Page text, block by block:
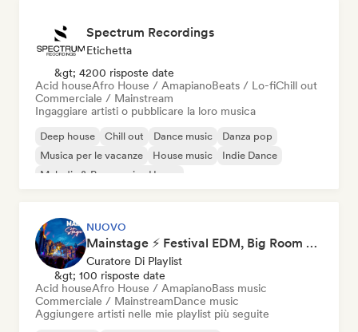
Spectrum Recordings
Etichetta
&gt; 4200 risposte date
Acid houseAfro House / AmapianoBeats / Lo-fiChill out
Commerciale / Mainstream
Ingaggiare artisti o pubblicare la loro musica
Deep house Chill out Dance music
Danza pop
Musica per le vacanze
House music
Indie Dance
Melodic & Progressive House
NUOVO
Mainstage ⚡ Festival EDM, Big Room & House Anthems
Curatore Di Playlist
&gt; 100 risposte date
Acid houseAfro House / AmapianoBass music
Commerciale / MainstreamDance music
Aggiungere artisti nelle mie playlist più seguite